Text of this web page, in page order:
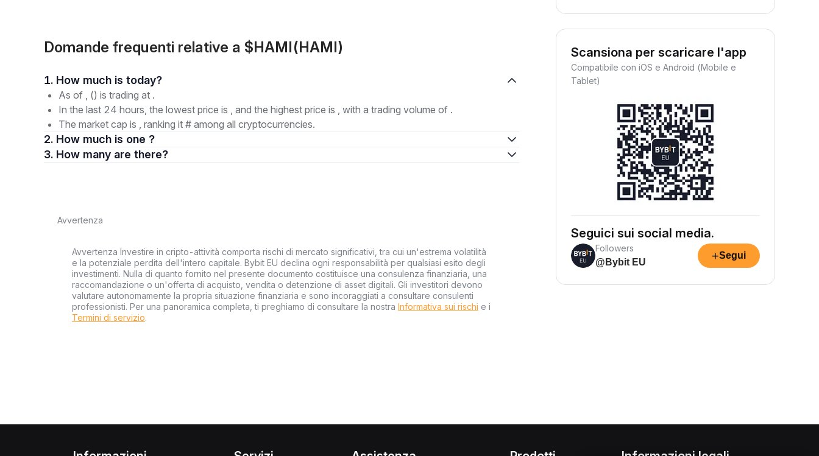
Domande frequenti relative a $HAMI(HAMI)
1. How much is today?
As of , () is trading at .
In the last 24 hours, the lowest price is , and the highest price is , with a trading volume of .
The market cap is , ranking it # among all cryptocurrencies.
2. How much is one ?
3. How many are there?
Avvertenza
Avvertenza Investire in cripto-attività comporta rischi di mercato significativi, tra cui un'estrema volatilità
e la potenziale perdita dell'intero capitale. Bybit EU declina ogni responsabilità per qualsiasi esito degli
investimenti. Nulla di quanto fornito nel presente documento costituisce una consulenza finanziaria, una
raccomandazione o un'offerta di acquisto, vendita o detenzione di asset digitali. Gli investitori devono
valutare autonomamente la propria situazione finanziaria e sono incoraggiati a consultare consulenti
professionisti. Per una panoramica completa, ti preghiamo di consultare la nostra Informativa sui rischi e i
Termini di servizio.
Scansiona per scaricare l'app
Compatibile con iOS e Android (Mobile e
Tablet)
Seguici sui social media.
Followers
@Bybit EU
+Segui